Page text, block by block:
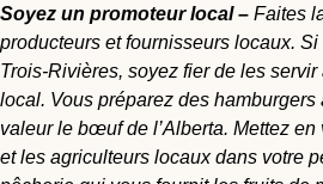
Soyez un promoteur local – Faites
producteurs et fournisseurs locaux.
Trois-Rivières, soyez fier de les servir
local. Vous préparez des
valeur le bœuf de l’Alberta. Mettez
et les agriculteurs locaux dans votre